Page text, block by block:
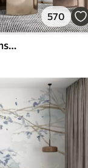
570
Branches avec feuilles dans les tons bleus et bruns, fond clair, doux et délicat, style aquarelle